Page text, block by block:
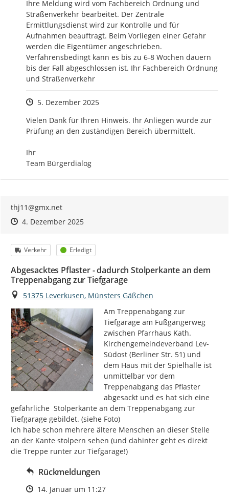
Ihre Meldung wird vom Fachbereich Ordnung und
Straßenverkehr bearbeitet. Der Zentrale
Ermittlungsdienst wird zur Kontrolle und für
Aufnahmen beauftragt. Beim Vorliegen einer Gefahr
werden die Eigentümer angeschrieben.
Verfahrensbedingt kann es bis zu 6-8 Wochen dauern
bis der Fall abgeschlossen ist. Ihr Fachbereich Ordnung
und Straßenverkehr
Zeitpunkt des Erstellens
5. Dezember 2025
Vielen Dank für Ihren Hinweis. Ihr Anliegen wurde zur
Prüfung an den zuständigen Bereich übermittelt.
Ihr
Team Bürgerdialog
thj11@gmx.net
Zeitpunkt des Erstellens
Zeitpunkt des Erstellens
4. Dezember 2025Zur Äußerung
Kategorie
Verkehr Status
Erledigt
Abgesacktes Pflaster - dadurch Stolperkante an dem
Treppenabgang zur Tiefgarage
Ort
51375 Leverkusen, Münsters Gäßchen
Am Treppenabgang zur
Tiefgarage am Fußgängerweg
zwischen Pfarrhaus Kath.
Kirchengemeindeverband Lev-
Südost (Berliner Str. 51) und
dem Haus mit der Spielhalle ist
unmittelbar vor dem
Treppenabgang das Pflaster
abgesackt und es hat sich eine
gefährliche  Stolperkante an dem Treppenabgang zur
Tiefgarage gebildet. (siehe Foto)
Ich habe schon mehrere ältere Menschen an dieser Stelle
an der Kante stolpern sehen (und dahinter geht es direkt
die Treppe runter zur Tiefgarage!)
Rückmeldungen
Zeitpunkt des Erstellens
14. Januar um 11:27